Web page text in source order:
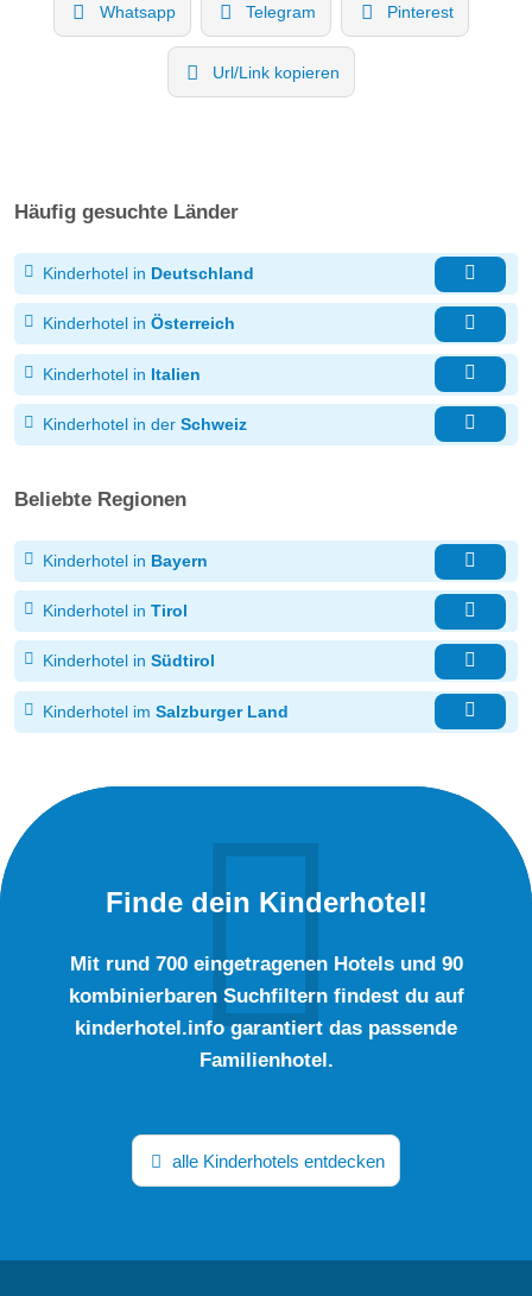
Whatsapp Telegram Pinterest
Url/Link kopieren
Häufig gesuchte Länder
Kinderhotel in Deutschland
Kinderhotel in Österreich
Kinderhotel in Italien
Kinderhotel in der Schweiz
Beliebte Regionen
Kinderhotel in Bayern
Kinderhotel in Tirol
Kinderhotel in Südtirol
Kinderhotel im Salzburger Land
Finde dein Kinderhotel!
Mit rund 700 eingetragenen Hotels und 90
kombinierbaren Suchfiltern findest du auf
kinderhotel.info garantiert das passende
Familienhotel.
alle Kinderhotels entdecken